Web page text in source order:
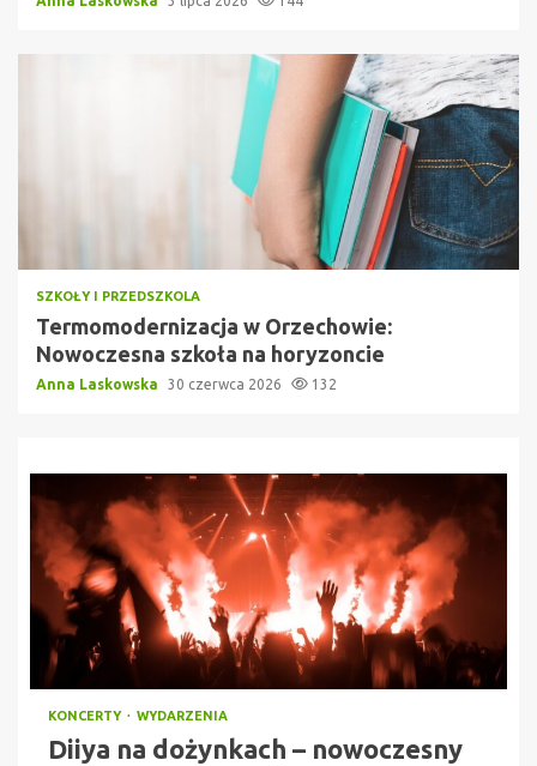
SZKOŁY I PRZEDSZKOLA
Termomodernizacja w Orzechowie:
Nowoczesna szkoła na horyzoncie
Anna Laskowska 30 czerwca 2026 132
KONCERTY WYDARZENIA
Diiya na dożynkach – nowoczesny